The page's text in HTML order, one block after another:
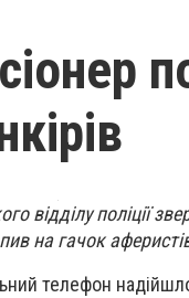
відділу поліції
на гачок
телефон